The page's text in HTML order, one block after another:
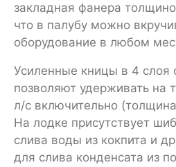
закладная фанера
что в палубу можно
оборудование в любом
Усиленные кницы в 4 слоя
позволяют удерживать на
л/с включительно
На лодке присутствует
слива воды из кокпита и
для слива конденсата из